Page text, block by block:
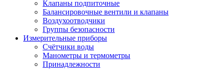
Клапаны подпиточные
Балансировочные вентили и клапаны
Воздухоотводчики
Группы безопасности
Измерительные приборы
Счётчики воды
Манометры и термометры
Принадлежности